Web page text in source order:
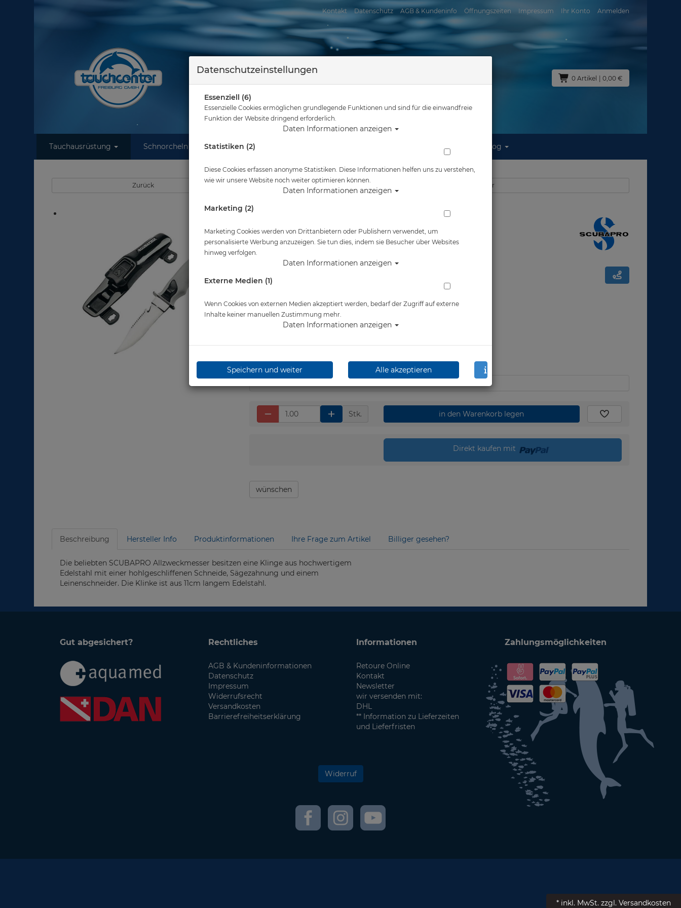
Kontakt Datenschutz AGB & Kundeninfo Öffnungszeiten Impressum Ihr Konto Anmelden
0 Artikel | 0,00 €
Tauchausrüstung Schnorcheln Wassersport Reisen Blog
Sie sind hier Tauchausrüstung Scubapro Tauchmesser K5
Zurück Alle Artikel zeigen aus: Tauchmesser
Scubapro Tauchmesser K5
Artikelnr.: scu-32005100
Herstellerpreis: 109,00 €
103,60 €*
Stk. in den Warenkorb legen
Direkt kaufen mit
wünschen
Beschreibung Hersteller Info Produktinformationen Ihre Frage zum Artikel Billiger gesehen?
Die beliebten SCUBAPRO Allzweckmesser besitzen eine Klinge aus hochwertigem
Edelstahl mit einer hohlgeschliffenen Schneide, Sägezahnung und einem
Leinenschneider. Die Klinke ist aus 11cm langem Edelstahl.
Gut abgesichert? Rechtliches
AGB & Kundeninformationen
Datenschutz
Impressum
Widerrufsrecht
Versandkosten
Barrierefreiheitserklärung
Informationen
Retoure Online
Kontakt
Newsletter
wir versenden mit:
DHL
** Information zu Lieferzeiten
und Lieferfristen
Zahlungsmöglichkeiten
Widerruf
* inkl. MwSt. zzgl. Versandkosten
Datenschutzeinstellungen
Essenziell (6)
Essenzielle Cookies ermöglichen grundlegende Funktionen und sind für die einwandfreie
Funktion der Website dringend erforderlich.
Daten Informationen anzeigen
Statistiken (2)
Diese Cookies erfassen anonyme Statistiken. Diese Informationen helfen uns zu verstehen,
wie wir unsere Website noch weiter optimieren können.
Daten Informationen anzeigen
Marketing (2)
Marketing Cookies werden von Drittanbietern oder Publishern verwendet, um
personalisierte Werbung anzuzeigen. Sie tun dies, indem sie Besucher über Websites
hinweg verfolgen.
Daten Informationen anzeigen
Externe Medien (1)
Wenn Cookies von externen Medien akzeptiert werden, bedarf der Zugriff auf externe
Inhalte keiner manuellen Zustimmung mehr.
Daten Informationen anzeigen
Speichern und weiter Alle akzeptieren